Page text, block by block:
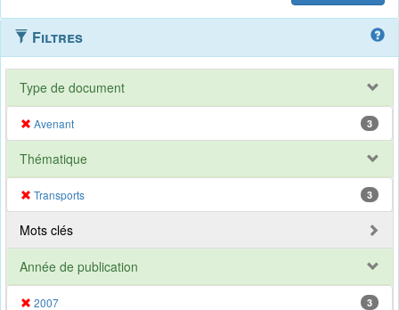
Filtres
Type de document
Avenant 3
Thématique
Transports 3
Mots clés
Année de publication
2007 3